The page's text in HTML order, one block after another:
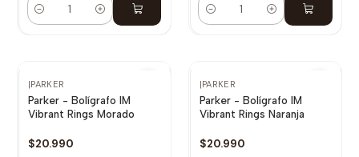
Cantidad Cantidad
|PARKER
Parker - Bolígrafo IM
Vibrant Rings Morado
$20.990
|PARKER
Parker - Bolígrafo IM
Vibrant Rings Naranja
$20.990